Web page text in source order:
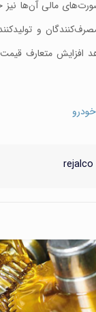
مالی آن‌ها نیز
و
افزایش متعارف
خودرو
rejalco